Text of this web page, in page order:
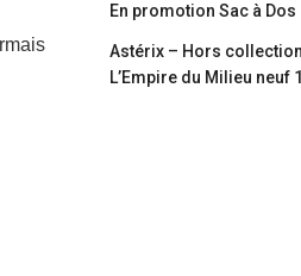
En promotion Sac à Dos
Astérix – Hors
L’Empire du Milieu neuf